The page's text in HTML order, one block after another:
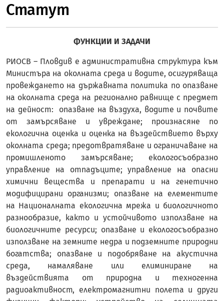
Статут
ФУНКЦИИ И ЗАДАЧИ
РИОСВ – Пловдив е административна структура към
Министъра на околната среда и водите, осигуряваща
провеждането на държавната политика по опазване
на околната среда на регионално равнище с предмет
на дейност: опазване на въздуха, водите и почвите
от замърсяване и увреждане; произнасяне по
екологична оценка и оценка на въздействието върху
околната среда; предотвратяване и ограничаване на
промишленото замърсяване; екологосъобразно
управление на отпадъците; управление на опасни
химични вещества и препарати и на генетично
модифицирани организми; опазване на елементите
на Националната екологична мрежа и биологичното
разнообразие, както и устойчивото използване на
биологичните ресурси; опазване и екологосъобразно
използване на земните недра и подземните природни
богатства; опазване и подобряване на акустична
среда, намаляване или елиминиране на
въздействията от природна и техногенна
радиоактивност, електромагнитни полета и други